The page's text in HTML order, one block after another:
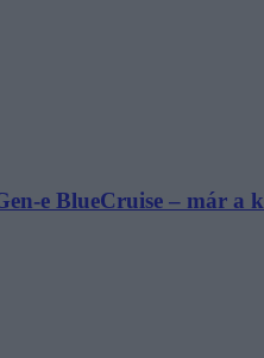
e BlueCruise – már a